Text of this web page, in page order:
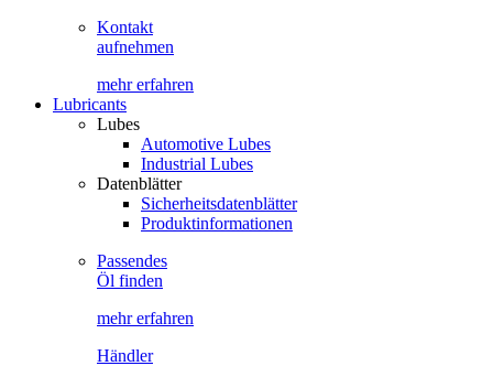
Kontakt
aufnehmen
mehr erfahren
Lubricants
Lubes
Automotive Lubes
Industrial Lubes
Datenblätter
Sicherheitsdatenblätter
Produktinformationen
Passendes
Öl finden
mehr erfahren
Händler